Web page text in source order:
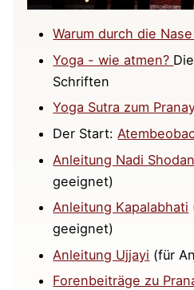
Warum durch die
Yoga - wie atmen?
Schriften
Yoga Sutra zum
Der Start:
Anleitung Nadi
geeignet)
Anleitung Kapalabhati
geeignet)
Anleitung Ujjayi (für
Forenbeiträge zu